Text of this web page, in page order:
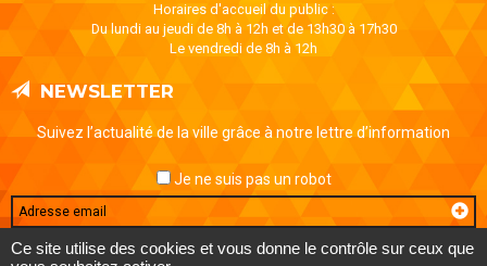
Horaires d'accueil du public :
Du lundi au jeudi de 8h à 12h et de 13h30 à 17h30
Le vendredi de 8h à 12h
NEWSLETTER
Suivez l’actualité de la ville grâce à notre lettre d’information
Je ne suis pas un robot
Email
Ce site utilise des cookies et vous donne le contrôle sur ceux que